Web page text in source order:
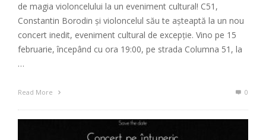
de magia violoncelului la un eveniment cultural! C51,
Constantin Borodin și violoncelul său te așteaptă la un nou
concert inedit, eveniment cultural de excepţie. Vino pe 15
februarie, începând cu ora 19:00, pe strada Columna 51, la
…
Read More 0